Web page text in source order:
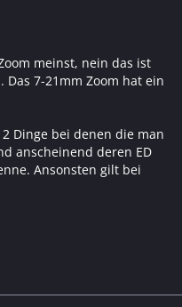
meinst, nein das ist
Das 7-21mm Zoom hat ein
Dinge bei denen die man
anscheinend deren ED
Ansonsten gilt bei